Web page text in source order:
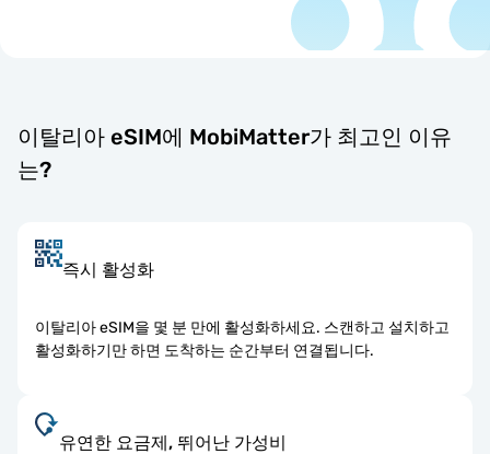
이탈리아 eSIM에 MobiMatter가 최고인 이유
는?
즉시 활성화
이탈리아 eSIM을 몇 분 만에 활성화하세요. 스캔하고 설치하고
활성화하기만 하면 도착하는 순간부터 연결됩니다.
유연한 요금제, 뛰어난 가성비